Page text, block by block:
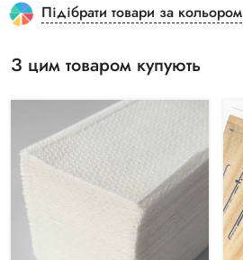
Підібрати товари за кольором
З цим товаром купують